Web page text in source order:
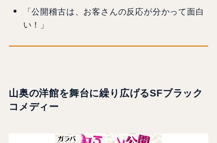
「公開稽古は、お客さんの反応が分かって面白
い！」
山奥の洋館を舞台に繰り広げるSFブラック
コメディー